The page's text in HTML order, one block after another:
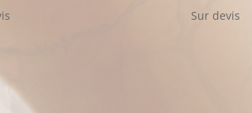
Sur devis